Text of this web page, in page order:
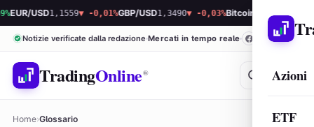
Azioni
ETF
USD1,1559▼ -0,01%GBP/USD1,3490▼ -0,03%Bitcoin64.966,55▲
Notizie verificate dalla redazione Mercati in tempo reale
TradingOnline®
Home›Glossario